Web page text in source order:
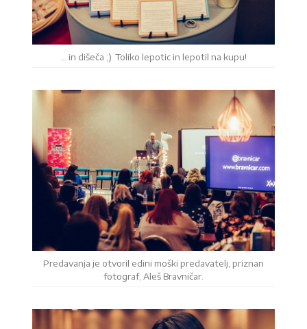
… in dišeča ;). Toliko lepotic in lepotil na kupu!
Predavanja je otvoril edini moški predavatelj, priznan
fotograf, Aleš Bravničar.